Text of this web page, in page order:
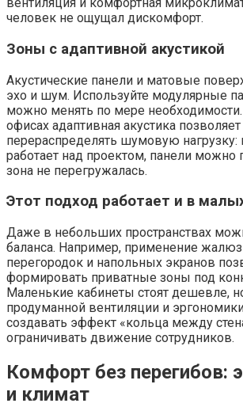
вентиляция и комфортная
человек не ощущал дискомфорт.
Зоны с адаптивной акустикой
Акустические панели и матовые
эхо и шум. Используйте модулярные
можно менять по мере
офисах адаптивная акустика позволяет
перераспределять шумовую нагрузку:
работает над проектом, панели можно
зона не перегружалась.
Этот подход работает и в
Даже в небольших пространствах
баланса. Например, применение
перегородок и напольных экранов
формировать приватные зоны под
Маленькие кабинеты стоят дешевле,
продуманной вентиляции и
создавать эффект «кольца между
ограничивать движение сотрудников.
Комфорт без перегибов:
и климат